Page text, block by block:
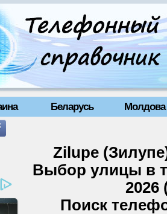
Беларусь Молдова
Zilupe
Выбор улицы в
2026
Поиск